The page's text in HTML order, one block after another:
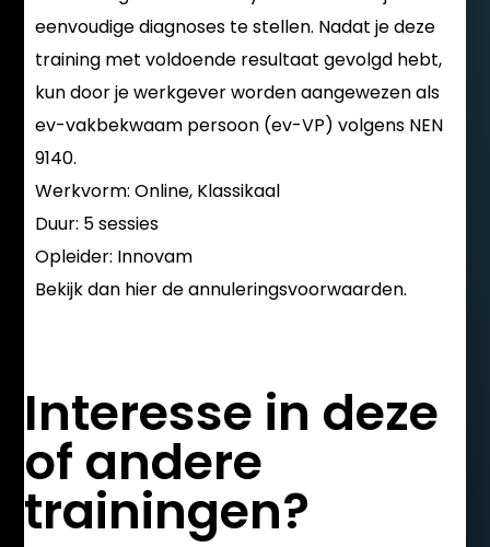
eenvoudige diagnoses te stellen. Nadat je deze
training met voldoende resultaat gevolgd hebt,
kun door je werkgever worden aangewezen als
ev-vakbekwaam persoon (ev-VP) volgens NEN
9140.
Werkvorm: Online, Klassikaal
Duur: 5 sessies
Opleider: Innovam
Bekijk dan hier de annuleringsvoorwaarden.
Interesse in deze
of andere
trainingen?